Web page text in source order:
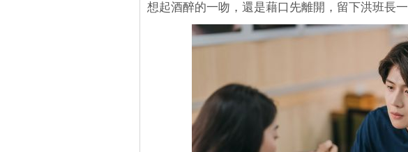
想起酒醉的一吻，還是藉口先離開，留下洪班長一